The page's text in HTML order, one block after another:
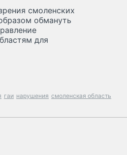
смоленских
обмануть
для
гаи нарушения смоленская область